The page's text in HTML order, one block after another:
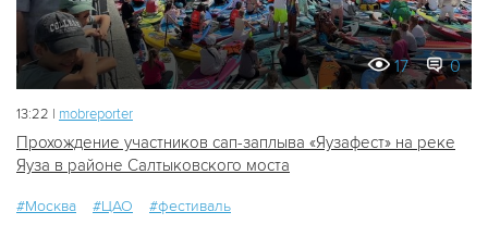
17 0
13:22 | mobreporter
Прохождение участников сап-заплыва «Яузафест» на реке
Яуза в районе Салтыковского моста
#Москва #ЦАО #фестиваль